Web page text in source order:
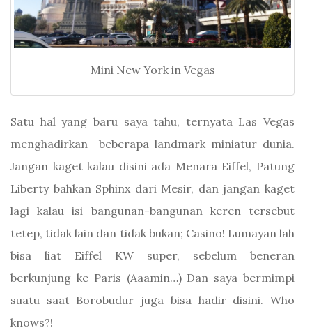
Mini New York in Vegas
Satu hal yang baru saya tahu, ternyata Las Vegas
menghadirkan beberapa landmark miniatur dunia.
Jangan kaget kalau disini ada Menara Eiffel, Patung
Liberty bahkan Sphinx dari Mesir, dan jangan kaget
lagi kalau isi bangunan-bangunan keren tersebut
tetep, tidak lain dan tidak bukan; Casino! Lumayan lah
bisa liat Eiffel KW super, sebelum beneran
berkunjung ke Paris (Aaamin…) Dan saya bermimpi
suatu saat Borobudur juga bisa hadir disini. Who
knows?!